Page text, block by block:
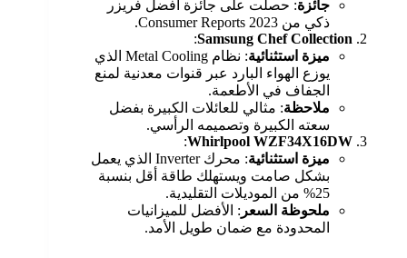
جائزة: حصلت على جائزة أفضل فريزر
ذكي من Consumer Reports 2023.
Samsung Chef Collection
:
ميزة استثنائية
: نظام Metal Cooling الذي
يوزع الهواء البارد عبر قنوات معدنية لمنع
الجفاف في الأطعمة.
ملاحظة: مثالي للعائلات الكبيرة بفضل
سعته الكبيرة وتصميمه الرأسي.
Whirlpool WZF34X16DW
:
ميزة استثنائية
: محرك Inverter الذي يعمل
بشكل صامت ويستهلك طاقة أقل بنسبة
25% من الموديلات التقليدية.
ملحوظة السعر : الأفضل للميزانيات
المحدودة مع ضمان طويل الأمد.